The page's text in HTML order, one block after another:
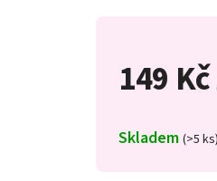
149 Kč
Skladem (>5 ks)